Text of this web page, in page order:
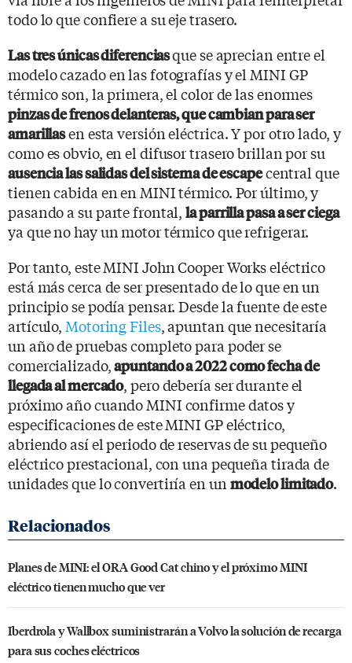
todo lo que confiere a su eje trasero.
Las tres únicas diferenciasque se aprecian entre el
modelo cazado en las fotografías y el MINI GP
térmico son, la primera, el color de las enormes
pinzas de frenos delanteras, que cambian para ser
amarillasen esta versión eléctrica. Y por otro lado, y
como es obvio, en el difusor trasero brillan por su
ausencia las salidas del sistema de escapecentral que
tienen cabida en en MINI térmico. Por último, y
pasando a su parte frontal,la parrilla pasa a ser ciega
ya que no hay un motor térmico que refrigerar.
Por tanto, este MINI John Cooper Works eléctrico
está más cerca de ser presentado de lo que en un
principio se podía pensar. Desde la fuente de este
artículo, Motoring Files, apuntan que necesitaría
un año de pruebas completo para poder se
comercializado,apuntando a 2022 como fecha de
llegada al mercado, pero debería ser durante el
próximo año cuando MINI confirme datos y
especificaciones de este MINI GP eléctrico,
abriendo así el periodo de reservas de su pequeño
eléctrico prestacional, con una pequeña tirada de
unidades que lo convertiría en un modelo limitado.
Planes de MINI: el ORA Good Cat chino y el próximo MINI
eléctrico tienen mucho que ver
Iberdrola y Wallbox suministrarán a Volvo la solución de recarga
para sus coches eléctricos